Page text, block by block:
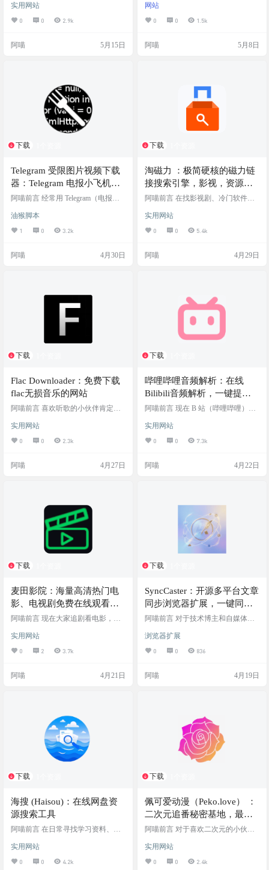
✅ 在线浏览✅ 免费下载✅ 高清画质
✅ 影视合集 网站截图 网站链接
实用网站
0 0 2.9k
阿喵 5月15日
自动更新一次，通过 GitHub Actions
对源地址进行可用性、延迟测试，
并优选低延迟链接生成最佳播放列
外频道等主流直播源。 项目截图 项
网站
0 0 1.5k
阿喵 5月8日
下载
Telegram 受限图片视频下载
器：Telegram 电报小飞机媒
体下载器 / 图片视频下载器
阿喵前言 经常用 Telegram（电报）
某个私密频道或者群组里，看到一
张超级搞笑的梗图或者一段很有用
的教学视频，正想右键保存，却发
ict saving content）的防搬运设置。这
复杂命令行下载工具，今天阿喵给
你推荐一个极简的…
油猴脚本
1 0 3.2k
阿喵 4月30日
下载
淘磁力 ：极简硬核的磁力链
接搜索引擎，影视，资源一
应俱全
阿喵前言 在找影视剧、冷门软件或
接已失效”的尴尬，这时候磁力链接
（Magnet）依然是老司机和硬核玩
家获取资源的最终底牌。 “淘磁力（t
熟悉的名字 网站介绍 淘磁力 是一个
抓取和索引全网的 BT 种…
实用网站
0 0 5.4k
阿喵 4月29日
下载
Flac Downloader：免费下载
flac无损音乐的网站
阿喵前言 喜欢听歌的小伙伴肯定深
越来越多了。不仅听原唱要开通各
种 VIP，而且就算下载下来，很多音
求极致音质、习惯用本地专业播放
街找资源群或者充值各种昂贵的会
员，今天阿喵给你安利一个非常直
实用网站
0 0 2.3k
阿喵 4月27日
下载
哔哩哔哩音频解析：在线
Bilibili音频解析，一键提取 B
站高清音频
阿喵前言 现在 B 站（哔哩哔哩）上
优质的音频资源，比如大神的翻唱
音乐、助眠的 ASMR、精彩的相声
接提供纯音频的下载选项，每次想
音频去专门下载复杂的格式转换软
件，今天阿喵给大家推荐一个好用
的在线小工具——哔哩哔哩…
实用网站
0 0 7.3k
阿喵 4月22日
下载
麦田影院：海量高清热门电
影、电视剧免费在线观看聚
合平台
阿喵前言 现在大家追剧看电影，最
娃”。想看一部新出的热门剧，往往
要单独下载一个 App，开通了会员不
剧的小伙伴来说，这笔开销实在是
站点——麦田影院。它主打一个资
源聚合与完全免费，让你打开浏览
器就能畅享全网的高清…
实用网站
0 2 3.7k
阿喵 4月21日
下载
SyncCaster：开源多平台文章
同步浏览器扩展，一键同步
到多个博客平台
阿喵前言 对于技术博主和自媒体创
需要手动复制粘贴到掘金、CSDN、
知乎、微信公众号等多个平台。不
重新上传、公式乱码等问题，过程
“一次编辑，处处发布”，让创作者能
将精力更多地集中在内容输出上，
浏览器扩展
0 0 836
阿喵 4月19日
下载
海搜 (Haisou)：在线网盘资
源搜索工具
阿喵前言 在日常寻找学习资料、软
遇到网盘链接失效或搜索体验不佳
（例如充斥弹窗广告）的问题。海
搜 (haisou.cc) 是一个界面简洁、收录
实用网站
0 0 4.2k
下载
佩可爱动漫（Peko.love） ：
二次元追番秘密基地，最新
热门日漫高清免费看
阿喵前言 对于喜欢二次元的小伙伴
头疼的。正版平台不仅需要开通大
会员，还经常遇到让人抓狂的“暗
牧”、“删减”或者“先审后播”的尴尬
实用网站
0 0 2.4k